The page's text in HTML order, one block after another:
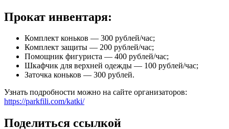
Прокат инвентаря:
Комплект коньков — 300 рублей/час;
Комплект защиты — 200 рублей/час;
Помощник фигуриста — 400 рублей/час;
Шкафчик для верхней одежды — 100 рублей/час;
Заточка коньков — 300 рублей.
Узнать подробности можно на сайте организаторов:
https://parkfili.com/katki/
Поделиться ссылкой